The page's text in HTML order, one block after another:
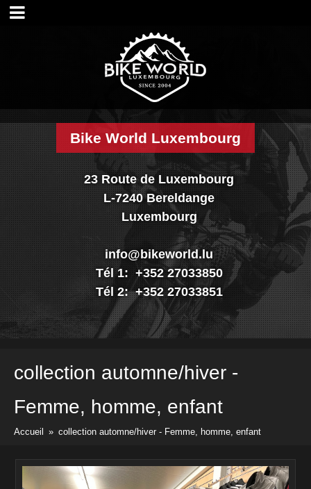
Accueil
Nos marques
Nos réalisations
Nouveautés
Promo
Vélos
Textiles & casques
Occasions
Vélos
Pièces & Accessoires
Listes des prix
Bike World Luxembourg
23 Route de Luxembourg
L-7240 Bereldange
Luxembourg
info@bikeworld.lu
Tél 1: +352 27033850
Tél 2: +352 27033851
collection automne/hiver -
Femme, homme, enfant
Accueil » collection automne/hiver - Femme, homme, enfant